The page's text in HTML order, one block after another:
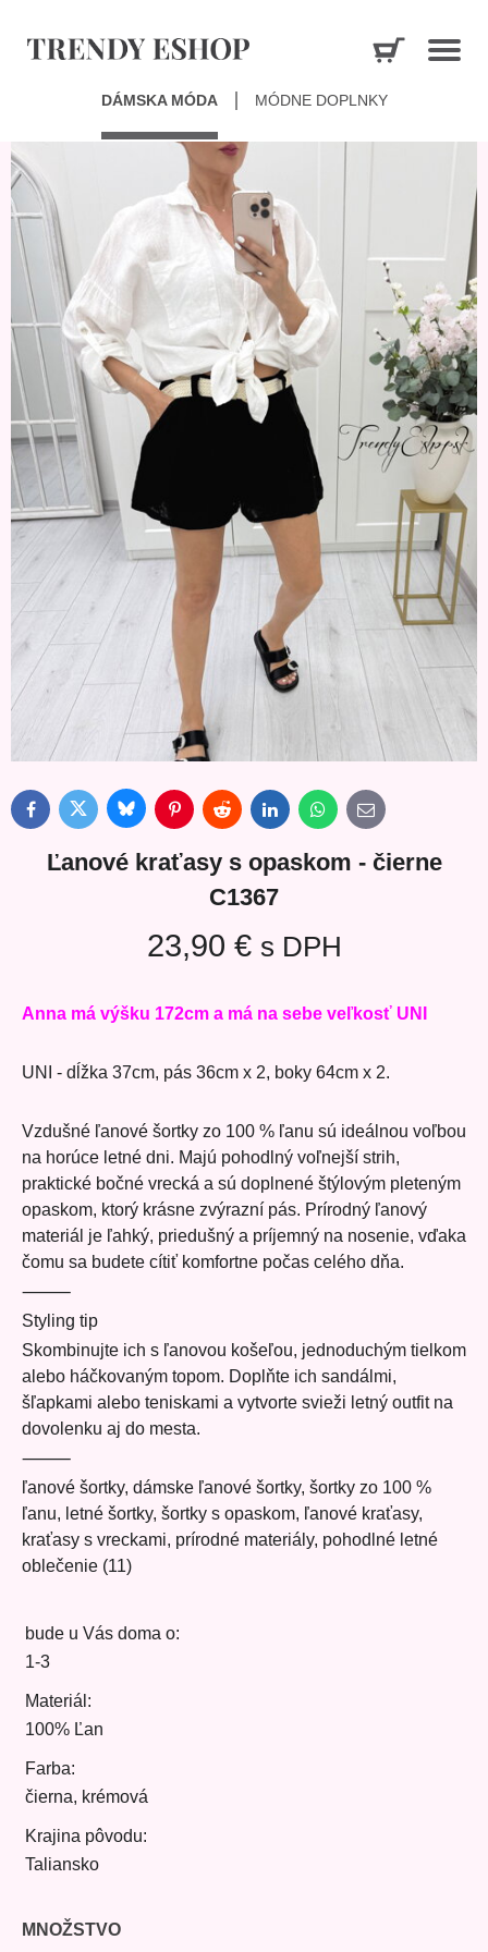
DÁMSKA MÓDA MÓDNE DOPLNKY
FacebookTwitter BlueskyPinterestReddit LinkedInWhatsApp
E-
mail
Ľanové kraťasy s opaskom - čierne
C1367
23,90 € s DPH
Anna má výšku 172cm a má na sebe veľkosť UNI
UNI - dĺžka 37cm, pás 36cm x 2, boky 64cm x 2.
Vzdušné ľanové šortky zo 100 % ľanu sú ideálnou voľbou
na horúce letné dni. Majú pohodlný voľnejší strih,
praktické bočné vrecká a sú doplnené štýlovým pleteným
opaskom, ktorý krásne zvýrazní pás. Prírodný ľanový
materiál je ľahký, priedušný a príjemný na nosenie, vďaka
čomu sa budete cítiť komfortne počas celého dňa.
⸻
Styling tip
Skombinujte ich s ľanovou košeľou, jednoduchým tielkom
alebo háčkovaným topom. Doplňte ich sandálmi,
šľapkami alebo teniskami a vytvorte svieži letný outfit na
dovolenku aj do mesta.
⸻
ľanové šortky, dámske ľanové šortky, šortky zo 100 %
ľanu, letné šortky, šortky s opaskom, ľanové kraťasy,
kraťasy s vreckami, prírodné materiály, pohodlné letné
oblečenie (11)
bude u Vás doma o:
1-3
Materiál:
100% Ľan
Farba:
čierna, krémová
Krajina pôvodu:
Taliansko
MNOŽSTVO